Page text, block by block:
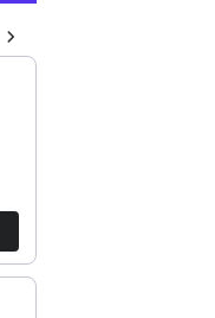
recommendations,